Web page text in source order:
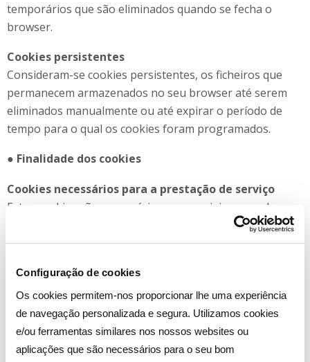
Configuração de cookies
Os cookies permitem-nos proporcionar lhe uma experiência
de navegação personalizada e segura. Utilizamos cookies
e/ou ferramentas similares nos nossos websites ou
aplicações que são necessários para o seu bom
temporários que são eliminados quando se fecha o
browser.
Cookies persistentes
Consideram-se cookies persistentes, os ficheiros que
permanecem armazenados no seu browser até serem
eliminados manualmente ou até expirar o período de
tempo para o qual os cookies foram programados.
● Finalidade dos cookies
Cookies necessários para a prestação de serviço
Estes cookies são necessários e essenciais para o bom
funcionalidades. Considerando esta finalidade, a recolha
Dreamia.
Cookies de preferências
Estes cookies permitem que o site se lembre das suas
preferências e personalização de funcionalidades para